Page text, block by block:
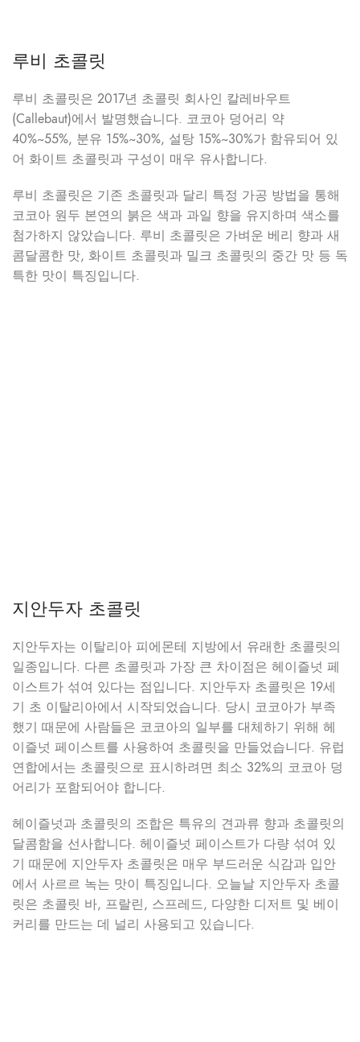
루비 초콜릿
루비 초콜릿은 2017년 초콜릿 회사인 칼레바우트
(Callebaut)에서 발명했습니다. 코코아 덩어리 약
40%~55%, 분유 15%~30%, 설탕 15%~30%가 함유되어 있
어 화이트 초콜릿과 구성이 매우 유사합니다.
루비 초콜릿은 기존 초콜릿과 달리 특정 가공 방법을 통해
코코아 원두 본연의 붉은 색과 과일 향을 유지하며 색소를
첨가하지 않았습니다. 루비 초콜릿은 가벼운 베리 향과 새
콤달콤한 맛, 화이트 초콜릿과 밀크 초콜릿의 중간 맛 등 독
특한 맛이 특징입니다.
지안두자 초콜릿
지안두자는 이탈리아 피에몬테 지방에서 유래한 초콜릿의
일종입니다. 다른 초콜릿과 가장 큰 차이점은 헤이즐넛 페
이스트가 섞여 있다는 점입니다. 지안두자 초콜릿은 19세
기 초 이탈리아에서 시작되었습니다. 당시 코코아가 부족
했기 때문에 사람들은 코코아의 일부를 대체하기 위해 헤
이즐넛 페이스트를 사용하여 초콜릿을 만들었습니다. 유럽
연합에서는 초콜릿으로 표시하려면 최소 32%의 코코아 덩
어리가 포함되어야 합니다.
헤이즐넛과 초콜릿의 조합은 특유의 견과류 향과 초콜릿의
달콤함을 선사합니다. 헤이즐넛 페이스트가 다량 섞여 있
기 때문에 지안두자 초콜릿은 매우 부드러운 식감과 입안
에서 사르르 녹는 맛이 특징입니다. 오늘날 지안두자 초콜
릿은 초콜릿 바, 프랄린, 스프레드, 다양한 디저트 및 베이
커리를 만드는 데 널리 사용되고 있습니다.